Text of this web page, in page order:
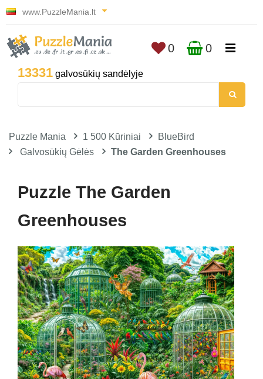
www.PuzzleMania.lt
13331 galvosūkių sandėlyje
0 0
Puzzle Mania 1 500 Kūriniai
BlueBird
Galvosūkių Gėlės
The Garden Greenhouses
Puzzle The Garden
Greenhouses